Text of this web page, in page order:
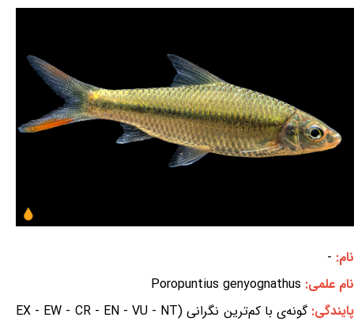
نام: -
نام علمی: Poropuntius genyognathus
پایندگی:
گونه‌ی با کم‌ترین نگرانی (EX - EW - CR - EN - VU - NT